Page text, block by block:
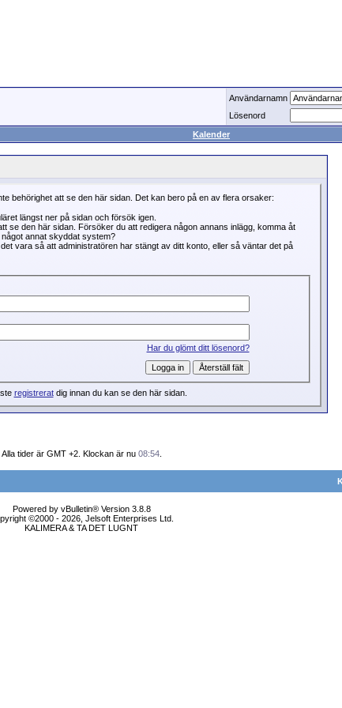
Användarnamn
Lösenord
Kalender
behörighet att se den här sidan. Det kan bero på en av flera orsaker:
längst ner på sidan och försök igen.
se den här sidan. Försöker du att redigera någon annans inlägg, komma åt
annat skyddat system?
vara så att administratören har stängt av ditt konto, eller så väntar det på
Har du glömt ditt lösenord?
registreratdig innan du kan se den här sidan.
Alla tider är GMT +2. Klockan är nu 08:54.
Powered by vBulletin® Version 3.8.8
©2000 - 2026, Jelsoft Enterprises Ltd.
KALIMERA & TA DET LUGNT